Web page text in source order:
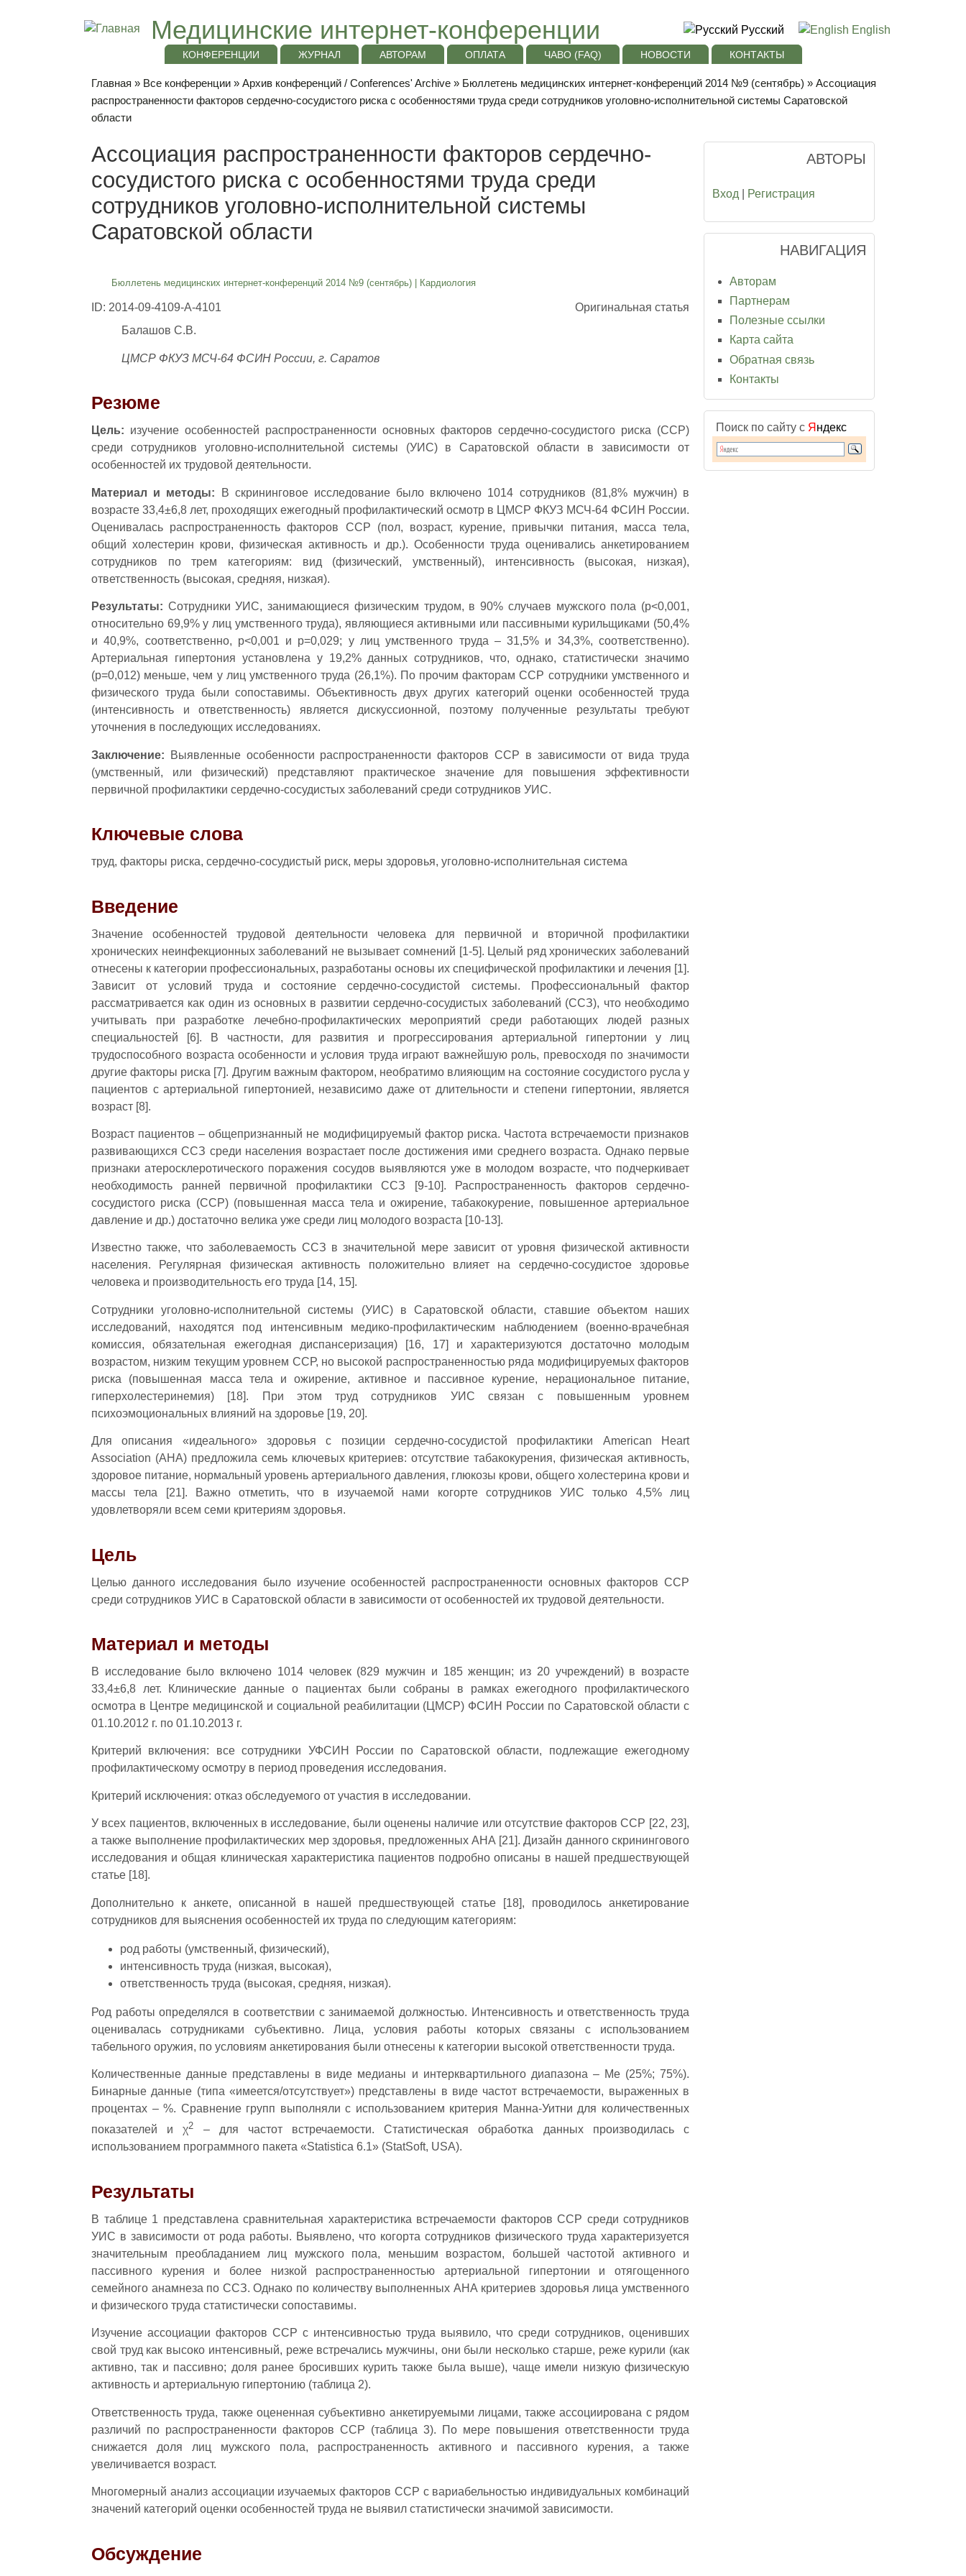
Медицинские интернет-конференции Русский English
КОНФЕРЕНЦИИ ЖУРНАЛ АВТОРАМ ОПЛАТА ЧАВО (FAQ) НОВОСТИ КОНТАКТЫ
Главная » Все конференции » Архив конференций / Conferences' Archive » Бюллетень медицинских интернет-конференций 2014 №9 (сентябрь) » Ассоциация
распространенности факторов сердечно-сосудистого риска с особенностями труда среди сотрудников уголовно-исполнительной системы Саратовской
области
Ассоциация распространенности факторов сердечно-
сосудистого риска с особенностями труда среди
сотрудников уголовно-исполнительной системы
Саратовской области
Бюллетень медицинских интернет-конференций 2014 №9 (сентябрь)| Кардиология
ID: 2014-09-4109-A-4101
Оригинальная статья
Балашов С.В.
ЦМСР ФКУЗ МСЧ-64 ФСИН России, г. Саратов
Резюме
Цель: изучение особенностей распространенности основных факторов сердечно-сосудистого риска (ССР)
среди сотрудников уголовно-исполнительной системы (УИС) в Саратовской области в зависимости от
особенностей их трудовой деятельности.
Материал и методы: В скрининговое исследование было включено 1014 сотрудников (81,8% мужчин) в
возрасте 33,4±6,8 лет, проходящих ежегодный профилактический осмотр в ЦМСР ФКУЗ МСЧ-64 ФСИН России.
Оценивалась распространенность факторов ССР (пол, возраст, курение, привычки питания, масса тела,
общий холестерин крови, физическая активность и др.). Особенности труда оценивались анкетированием
сотрудников по трем категориям: вид (физический, умственный), интенсивность (высокая, низкая),
ответственность (высокая, средняя, низкая).
Результаты: Сотрудники УИС, занимающиеся физическим трудом, в 90% случаев мужского пола (р<0,001,
относительно 69,9% у лиц умственного труда), являющиеся активными или пассивными курильщиками (50,4%
и 40,9%, соответственно, р<0,001 и р=0,029; у лиц умственного труда – 31,5% и 34,3%, соответственно).
Артериальная гипертония установлена у 19,2% данных сотрудников, что, однако, статистически значимо
(р=0,012) меньше, чем у лиц умственного труда (26,1%). По прочим факторам ССР сотрудники умственного и
физического труда были сопоставимы. Объективность двух других категорий оценки особенностей труда
(интенсивность и ответственность) является дискуссионной, поэтому полученные результаты требуют
уточнения в последующих исследованиях.
Заключение: Выявленные особенности распространенности факторов ССР в зависимости от вида труда
(умственный, или физический) представляют практическое значение для повышения эффективности
первичной профилактики сердечно-сосудистых заболеваний среди сотрудников УИС.
Ключевые слова
труд, факторы риска, сердечно-сосудистый риск, меры здоровья, уголовно-исполнительная система
Введение
Значение особенностей трудовой деятельности человека для первичной и вторичной профилактики
хронических неинфекционных заболеваний не вызывает сомнений [1-5]. Целый ряд хронических заболеваний
отнесены к категории профессиональных, разработаны основы их специфической профилактики и лечения [1].
Зависит от условий труда и состояние сердечно-сосудистой системы. Профессиональный фактор
рассматривается как один из основных в развитии сердечно-сосудистых заболеваний (ССЗ), что необходимо
учитывать при разработке лечебно-профилактических мероприятий среди работающих людей разных
специальностей [6]. В частности, для развития и прогрессирования артериальной гипертонии у лиц
трудоспособного возраста особенности и условия труда играют важнейшую роль, превосходя по значимости
другие факторы риска [7]. Другим важным фактором, необратимо влияющим на состояние сосудистого русла у
пациентов с артериальной гипертонией, независимо даже от длительности и степени гипертонии, является
возраст [8].
Возраст пациентов – общепризнанный не модифицируемый фактор риска. Частота встречаемости признаков
развивающихся ССЗ среди населения возрастает после достижения ими среднего возраста. Однако первые
признаки атеросклеротического поражения сосудов выявляются уже в молодом возрасте, что подчеркивает
необходимость ранней первичной профилактики ССЗ [9-10]. Распространенность факторов сердечно-
сосудистого риска (ССР) (повышенная масса тела и ожирение, табакокурение, повышенное артериальное
давление и др.) достаточно велика уже среди лиц молодого возраста [10-13].
Известно также, что заболеваемость ССЗ в значительной мере зависит от уровня физической активности
населения. Регулярная физическая активность положительно влияет на сердечно-сосудистое здоровье
человека и производительность его труда [14, 15].
Сотрудники уголовно-исполнительной системы (УИС) в Саратовской области, ставшие объектом наших
исследований, находятся под интенсивным медико-профилактическим наблюдением (военно-врачебная
комиссия, обязательная ежегодная диспансеризация) [16, 17] и характеризуются достаточно молодым
возрастом, низким текущим уровнем ССР, но высокой распространенностью ряда модифицируемых факторов
риска (повышенная масса тела и ожирение, активное и пассивное курение, нерациональное питание,
гиперхолестеринемия) [18]. При этом труд сотрудников УИС связан с повышенным уровнем
психоэмоциональных влияний на здоровье [19, 20].
Для описания «идеального» здоровья с позиции сердечно-сосудистой профилактики American Heart
Association (AHA) предложила семь ключевых критериев: отсутствие табакокурения, физическая активность,
здоровое питание, нормальный уровень артериального давления, глюкозы крови, общего холестерина крови и
массы тела [21]. Важно отметить, что в изучаемой нами когорте сотрудников УИС только 4,5% лиц
удовлетворяли всем семи критериям здоровья.
Цель
Целью данного исследования было изучение особенностей распространенности основных факторов ССР
среди сотрудников УИС в Саратовской области в зависимости от особенностей их трудовой деятельности.
Материал и методы
В исследование было включено 1014 человек (829 мужчин и 185 женщин; из 20 учреждений) в возрасте
33,4±6,8 лет. Клинические данные о пациентах были собраны в рамках ежегодного профилактического
осмотра в Центре медицинской и социальной реабилитации (ЦМСР) ФСИН России по Саратовской области с
01.10.2012 г. по 01.10.2013 г.
Критерий включения: все сотрудники УФСИН России по Саратовской области, подлежащие ежегодному
профилактическому осмотру в период проведения исследования.
Критерий исключения: отказ обследуемого от участия в исследовании.
У всех пациентов, включенных в исследование, были оценены наличие или отсутствие факторов ССР [22, 23],
а также выполнение профилактических мер здоровья, предложенных AHA [21]. Дизайн данного скринингового
исследования и общая клиническая характеристика пациентов подробно описаны в нашей предшествующей
статье [18].
Дополнительно к анкете, описанной в нашей предшествующей статье [18], проводилось анкетирование
сотрудников для выяснения особенностей их труда по следующим категориям:
род работы (умственный, физический),
интенсивность труда (низкая, высокая),
ответственность труда (высокая, средняя, низкая).
Род работы определялся в соответствии с занимаемой должностью. Интенсивность и ответственность труда
оценивалась сотрудниками субъективно. Лица, условия работы которых связаны с использованием
табельного оружия, по условиям анкетирования были отнесены к категории высокой ответственности труда.
Количественные данные представлены в виде медианы и интерквартильного диапазона – Ме (25%; 75%).
Бинарные данные (типа «имеется/отсутствует») представлены в виде частот встречаемости, выраженных в
процентах – %. Сравнение групп выполняли с использованием критерия Манна-Уитни для количественных
показателей и χ2 – для частот встречаемости. Статистическая обработка данных производилась с
использованием программного пакета «Statistica 6.1» (StatSoft, USA).
Результаты
В таблице 1 представлена сравнительная характеристика встречаемости факторов ССР среди сотрудников
УИС в зависимости от рода работы. Выявлено, что когорта сотрудников физического труда характеризуется
значительным преобладанием лиц мужского пола, меньшим возрастом, большей частотой активного и
пассивного курения и более низкой распространенностью артериальной гипертонии и отягощенного
семейного анамнеза по ССЗ. Однако по количеству выполненных АНА критериев здоровья лица умственного
и физического труда статистически сопоставимы.
Изучение ассоциации факторов ССР с интенсивностью труда выявило, что среди сотрудников, оценивших
свой труд как высоко интенсивный, реже встречались мужчины, они были несколько старше, реже курили (как
активно, так и пассивно; доля ранее бросивших курить также была выше), чаще имели низкую физическую
активность и артериальную гипертонию (таблица 2).
Ответственность труда, также оцененная субъективно анкетируемыми лицами, также ассоциирована с рядом
различий по распространенности факторов ССР (таблица 3). По мере повышения ответственности труда
снижается доля лиц мужского пола, распространенность активного и пассивного курения, а также
увеличивается возраст.
Многомерный анализ ассоциации изучаемых факторов ССР с вариабельностью индивидуальных комбинаций
значений категорий оценки особенностей труда не выявил статистически значимой зависимости.
Обсуждение
АВТОРЫ
Вход Регистрация
НАВИГАЦИЯ
Авторам
Партнерам
Полезные ссылки
Карта сайта
Обратная связь
Контакты
Поиск по сайту с Я ндекс